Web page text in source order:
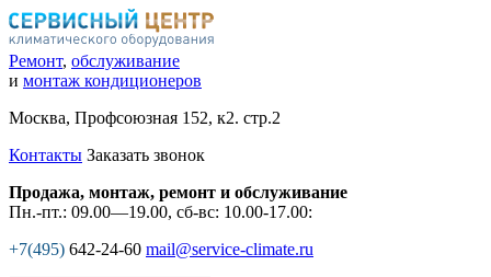
Ремонт, обслуживание
и монтаж кондиционеров
Москва, Профсоюзная 152, к2. стр.2
Контакты Заказать звонок
Продажа, монтаж, ремонт и обслуживание
Пн.-пт.: 09.00—19.00, сб-вс: 10.00-17.00:
+7(495) 642-24-60 mail@service-climate.ru